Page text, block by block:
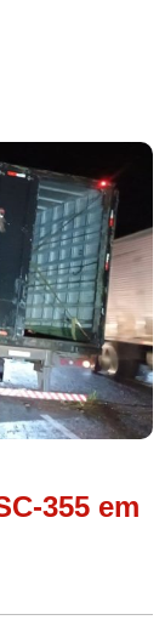
355 em